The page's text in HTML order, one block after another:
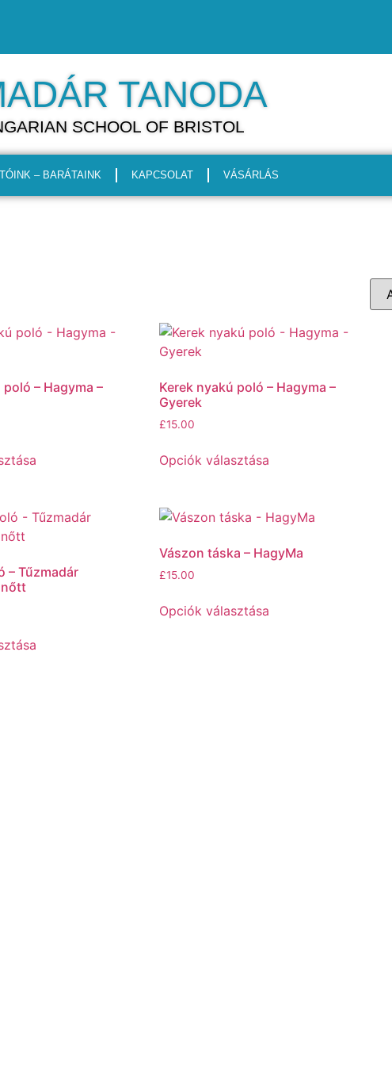
TANODA
SCHOOL OF BRISTOL
– BARÁTAINK KAPCSOLAT VÁSÁRLÁS
– Hagyma –
Kerek nyakú poló – Hagyma –
Gyerek
£15.00
Opciók választása
– Tűzmadár
Vászon táska – HagyMa
£15.00
Opciók választása